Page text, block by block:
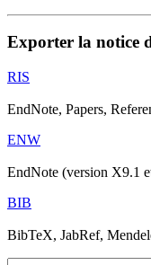
Exporter la notice
RIS
EndNote, Papers,
ENW
EndNote (version X9.1
BIB
BibTeX, JabRef,